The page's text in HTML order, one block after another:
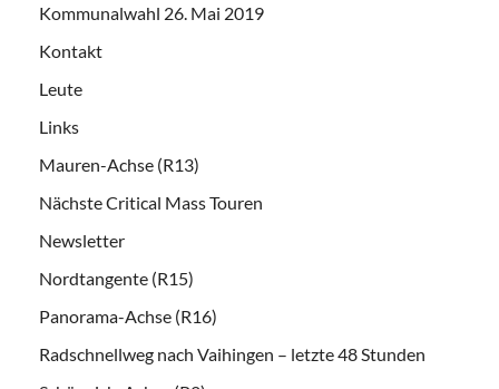
Kommunalwahl 26. Mai 2019
Kontakt
Leute
Links
Mauren-Achse (R13)
Nächste Critical Mass Touren
Newsletter
Nordtangente (R15)
Panorama-Achse (R16)
Radschnellweg nach Vaihingen – letzte 48 Stunden